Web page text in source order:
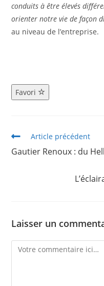
conduits à être élevés
orienter notre vie de façon
au niveau de l’entreprise.
Favori
Article précédent
Gautier Renoux : du
Laisser un